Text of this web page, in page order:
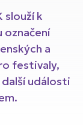
slouží k
označení
a
festivaly,
události